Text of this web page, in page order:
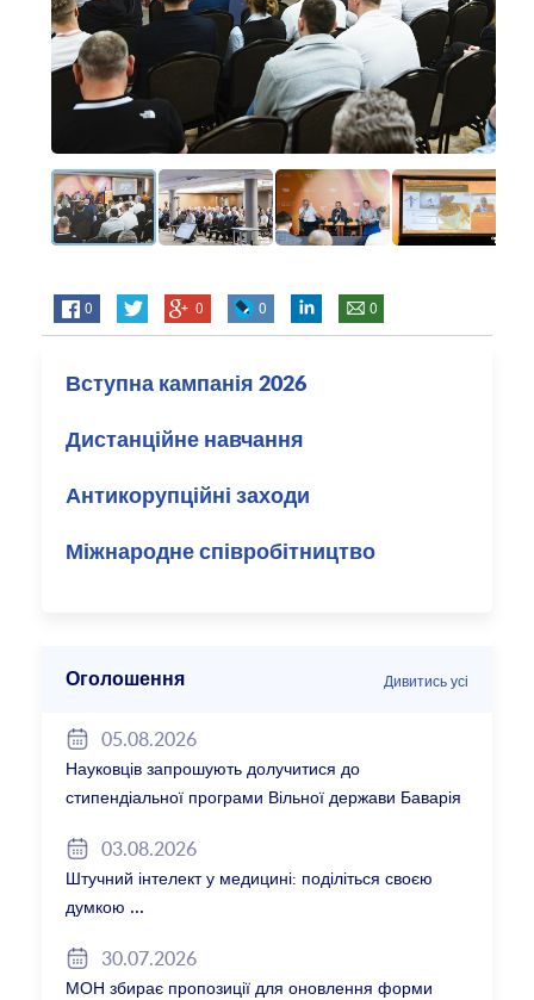
0 0 0 0
Вступна кампанія 2026
Дистанційне навчання
Антикорупційні заходи
Міжнародне співробітництво
Оголошення Дивитись усі
05.08.2026
Науковців запрошують долучитися до
стипендіальної програми Вільної держави Баварія
03.08.2026
Штучний інтелект у медицині: поділіться своєю
думкою
30.07.2026
МОН збирає пропозиції для оновлення форми